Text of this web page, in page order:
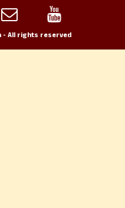
- All rights reserved